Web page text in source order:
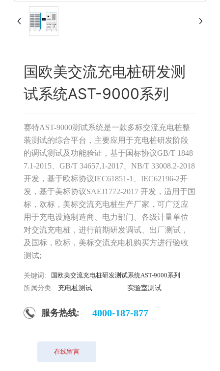
国欧美交流充电桩研发测
试系统AST-9000系列
赛特AST-9000测试系统是一款多标交流充电桩整
装测试的综合平台，主要应用于充电桩研发阶段
的调试测试及功能验证，基于国标协议GB/T 1848
7.1-2015、GB/T 34657,1-2017、NB/T 33008.2-2018
开发，基于欧标协议IEC61851-1、IEC62196-2开
发，基于美标协议SAEJ1772-2017 开发，适用于国
标，欧标，美标交流充电桩生产厂家，可广泛应
用于充电设施制造商、电力部门、各级计量单位
对交流充电桩，进行前期研发调试、出厂测试，
及国标，欧标，美标交流充电机购买方进行验收
测试;
关键词:
国欧美交流充电桩研发测试系统AST-9000系列
所属分类:
充电桩测试 实验室测试
服务热线: 4000-187-877
在线留言